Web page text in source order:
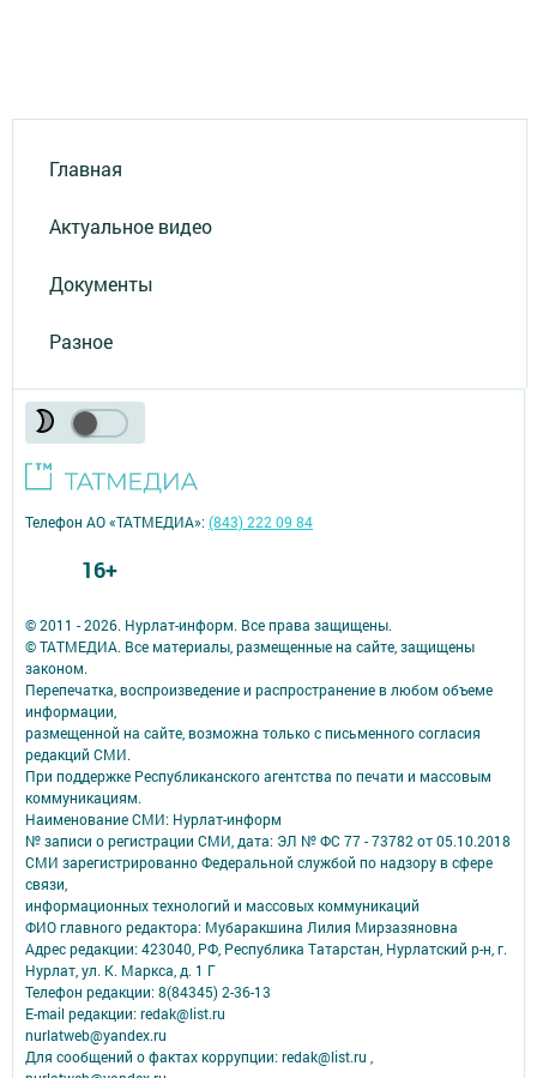
Главная
Актуальное видео
Документы
Разное
© 2011 - 2026. Нурлат-⁠информ. Все права защищены.
© ТАТМЕДИА. Все материалы, размещенные на сайте, защищены
законом.
Перепечатка, воспроизведение и распространение в любом объеме
информации,
размещенной на сайте, возможна только с письменного согласия
редакций СМИ.
При поддержке Республиканского агентства по печати и массовым
коммуникациям.
Наименование СМИ: Нурлат-⁠информ
№ записи о регистрации СМИ, дата: ЭЛ № ФС 77 -⁠ 73782 от 05.10.2018
СМИ зарегистрированно Федеральной службой по надзору в сфере
связи,
информационных технологий и массовых коммуникаций
ФИО главного редактора: Мубаракшина Лилия Мирзазяновна
Адрес редакции: 423040, РФ, Республика Татарстан, Нурлатский р-н, г.
Нурлат, ул. К. Маркса, д. 1 Г
Телефон редакции: 8(84345) 2-36-13
E-mail редакции: redak@list.ru
nurlatweb@yandex.ru
Для сообщений о фактах коррупции: redak@list.ru ,
Телефон АО «ТАТМЕДИА»:(843) 222 09 84
16+